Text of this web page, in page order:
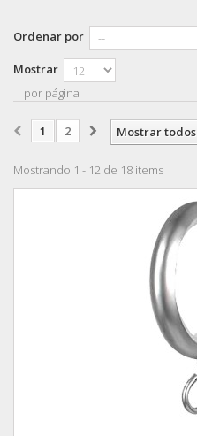
Ordenar por
Mostrar
por página
Mostrar todos
1 2
Mostrando 1 - 12 de 18 items